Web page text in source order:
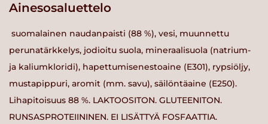
Ainesosaluettelo
suomalainen naudanpaisti (88 %), vesi, muunnettu
perunatärkkelys, jodioitu suola, mineraalisuola (natrium-
ja kaliumkloridi), hapettumisenestoaine (E301), rypsiöljy,
mustapippuri, aromit (mm. savu), säilöntäaine (E250).
Lihapitoisuus 88 %. LAKTOOSITON. GLUTEENITON.
RUNSASPROTEIININEN. EI LISÄTTYÄ FOSFAATTIA.